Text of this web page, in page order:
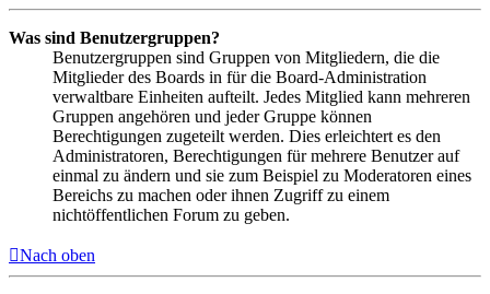
Was sind Benutzergruppen?
Benutzergruppen sind Gruppen von Mitgliedern, die die
Mitglieder des Boards in für die Board-Administration
verwaltbare Einheiten aufteilt. Jedes Mitglied kann mehreren
Gruppen angehören und jeder Gruppe können
Berechtigungen zugeteilt werden. Dies erleichtert es den
Administratoren, Berechtigungen für mehrere Benutzer auf
einmal zu ändern und sie zum Beispiel zu Moderatoren eines
Bereichs zu machen oder ihnen Zugriff zu einem
nichtöffentlichen Forum zu geben.
Nach oben